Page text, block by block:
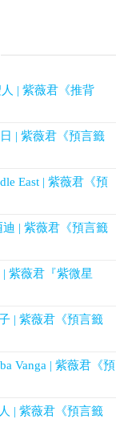
| 紫薇君《推背
| 紫薇君《預言籤
East | 紫薇君《預
迪 | 紫薇君《預言籤
紫薇君『紫微星
| 紫薇君《預言籤
Vanga | 紫薇君《預
| 紫薇君《預言籤